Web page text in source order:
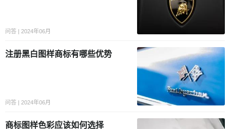
问答 | 2024年06月
注册黑白图样商标有哪些优势
问答 | 2024年06月
商标图样色彩应该如何选择